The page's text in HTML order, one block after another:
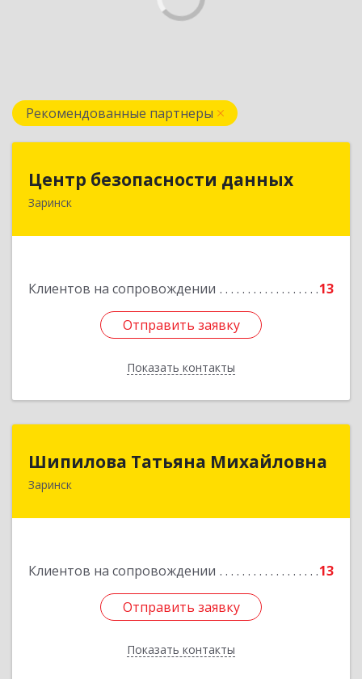
Рекомендованные партнеры
Центр безопасности данных
Заринск
Клиентов на сопровождении 13
Отправить заявку
Показать контакты
Центр безопасности данных
659100, Алтайский край, Заринск г, Таратынова
Отправить заявку
Назад
Шипилова Татьяна Михайловна
Заринск
Клиентов на сопровождении 13
Отправить заявку
Показать контакты
Шипилова Татьяна Михайловна
Отправить заявку
Назад